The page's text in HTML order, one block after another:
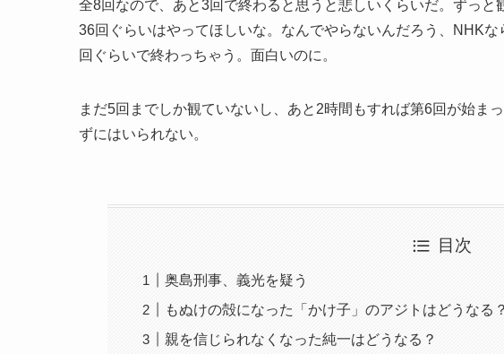
全8回なので、あと3回で終わると思うと悲しいくらいだ。ずっ
36回ぐらいはやってほしいな。なんでやらないんだろう、NHK
回ぐらいで終わっちゃう。面白いのに。
まだ5回までしか観ていないし、あと2時間もすれば第6回が始ま
ずにはいられない。
目次
奥島刑事、義光を疑う
もぬけの殻になった「かけ子」のアジトはどうなる？
親を信じられなくなった純一はどうなる？